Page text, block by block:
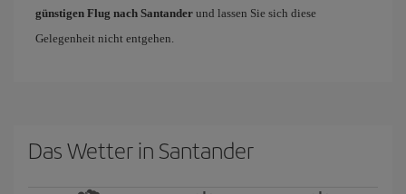
günstigen Flug nach Santander und lassen Sie sich diese
Gelegenheit nicht entgehen.
Das Wetter in Santander